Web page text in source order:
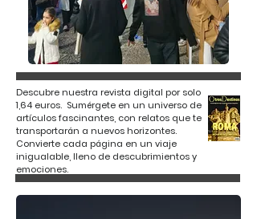
Descubre nuestra revista digital por solo
1,64 euros. Sumérgete en un universo de
artículos fascinantes, con relatos que te
transportarán a nuevos horizontes.
Convierte cada página en un viaje
inigualable, lleno de descubrimientos y
emociones.